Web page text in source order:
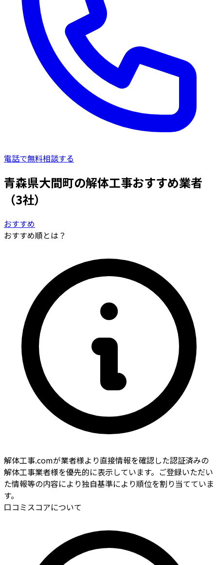
電話で無料相談する
青森県大間町の解体工事おすすめ業者
（3社）
おすすめ
おすすめ順とは？
解体工事.comが業者様より直接情報を確認した認証済みの
解体工事業者様を優先的に表示しています。ご登録いただい
た情報等の内容により独自基準により順位を割り当てていま
す。
口コミスコアについて